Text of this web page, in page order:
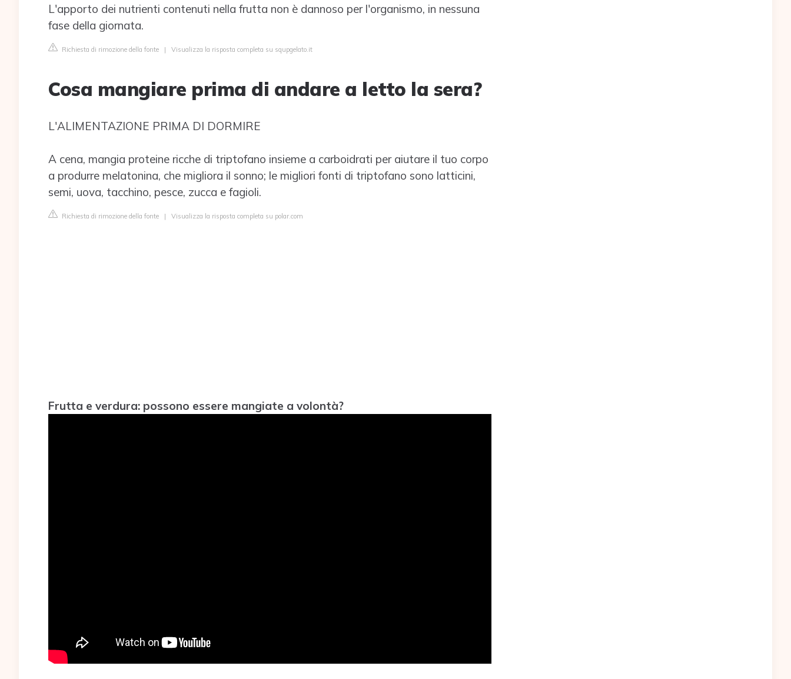
L'apporto dei nutrienti contenuti nella frutta non è dannoso per l'organismo, in nessuna
fase della giornata.
Richiesta di rimozione della fonte | Visualizza la risposta completa su squpgelato.it
Cosa mangiare prima di andare a letto la sera?
L'ALIMENTAZIONE PRIMA DI DORMIRE
A cena, mangia proteine ricche di triptofano insieme a carboidrati per aiutare il tuo corpo
a produrre melatonina, che migliora il sonno; le migliori fonti di triptofano sono latticini,
semi, uova, tacchino, pesce, zucca e fagioli.
Richiesta di rimozione della fonte | Visualizza la risposta completa su polar.com
Frutta e verdura: possono essere mangiate a volontà?